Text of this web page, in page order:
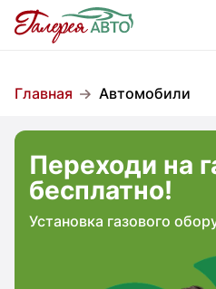
Главная Автомобили
Переходи на
бесплатно!
Установка газового